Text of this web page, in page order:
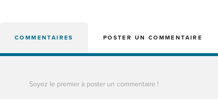
COMMENTAIRES POSTER UN COMMENTAIRE
Soyez le premier à poster un commentaire !